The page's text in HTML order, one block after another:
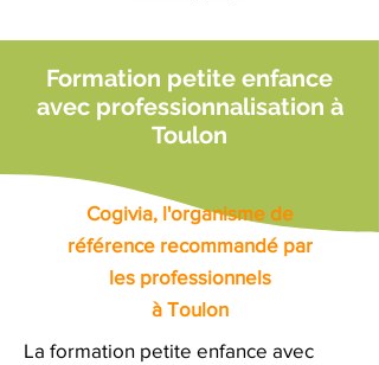
Formation petite enfance
avec professionnalisation à
Toulon
Cogivia, l'organisme de
référence recommandé par
les professionnels
à Toulon
La formation petite enfance avec